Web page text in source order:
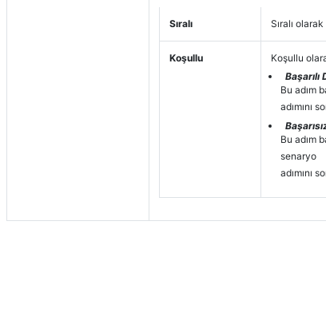
Sıralı Sıralı
Koşullu
Koşullu
Başarılı
Bu adım
adımını
Bu adım
senaryo
adımını